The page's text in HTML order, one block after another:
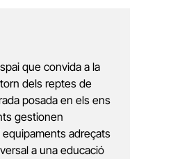
que convida a la
dels reptes de
posada en els ens
gestionen
adreçats
a una educació